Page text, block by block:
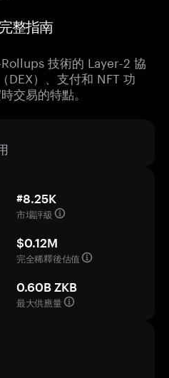
整指南
技術的 Layer-2 協
DEX）、支付和 NFT 功
交易的特點。
#8.25K
市場評級
$0.12M
完全稀釋後估值
0.60B ZKB
最大供應量